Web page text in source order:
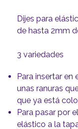
Dijes para
de hasta 2mm
3 variedades
Para insertar
unas ranuras
que ya está
Para pasar por
elástico a la